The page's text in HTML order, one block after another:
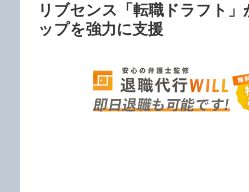
リブセンス「転職ドラフト
ップを強力に支援